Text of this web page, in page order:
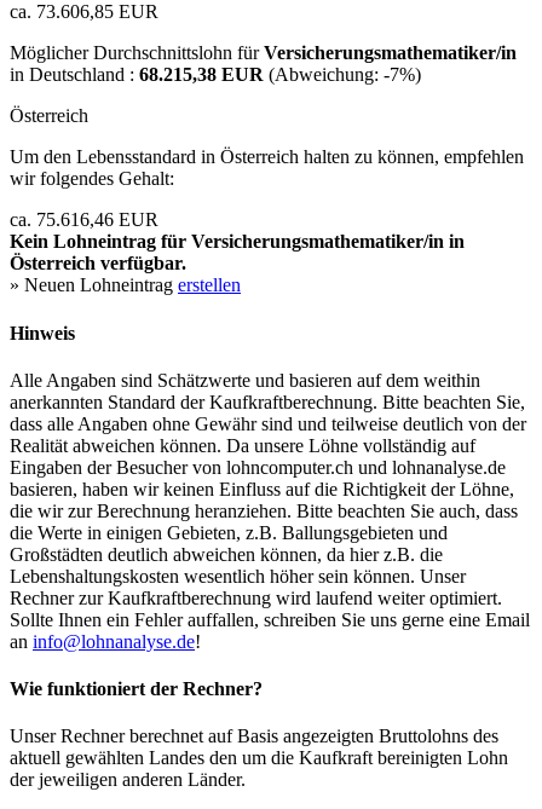
ca. 73.606,85 EUR
Möglicher Durchschnittslohn fürVersicherungsmathematiker/in
in Deutschland : 68.215,38 EUR (Abweichung: -7%)
Österreich
Um den Lebensstandard in Österreich halten zu können, empfehlen
wir folgendes Gehalt:
ca. 75.616,46 EUR
Kein Lohneintrag für Versicherungsmathematiker/in in
Österreich verfügbar.
» Neuen Lohneintrag erstellen
Hinweis
Alle Angaben sind Schätzwerte und basieren auf dem weithin
anerkannten Standard der Kaufkraftberechnung. Bitte beachten Sie,
dass alle Angaben ohne Gewähr sind und teilweise deutlich von der
Realität abweichen können. Da unsere Löhne vollständig auf
Eingaben der Besucher von lohncomputer.ch und lohnanalyse.de
basieren, haben wir keinen Einfluss auf die Richtigkeit der Löhne,
die wir zur Berechnung heranziehen. Bitte beachten Sie auch, dass
die Werte in einigen Gebieten, z.B. Ballungsgebieten und
Großstädten deutlich abweichen können, da hier z.B. die
Lebenshaltungskosten wesentlich höher sein können. Unser
Rechner zur Kaufkraftberechnung wird laufend weiter optimiert.
Sollte Ihnen ein Fehler auffallen, schreiben Sie uns gerne eine Email
an info@lohnanalyse.de!
Wie funktioniert der Rechner?
Unser Rechner berechnet auf Basis angezeigten Bruttolohns des
aktuell gewählten Landes den um die Kaufkraft bereinigten Lohn
der jeweiligen anderen Länder.